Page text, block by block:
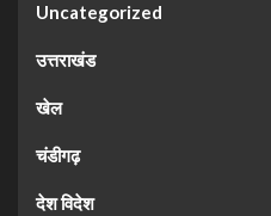
Uncategorized
उत्तराखंड
खेल
चंडीगढ़
देश विदेश